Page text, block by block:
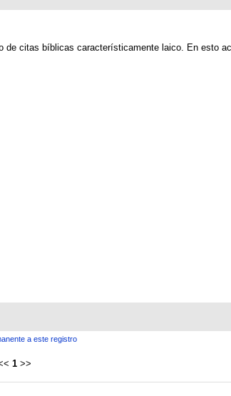
citas bíblicas característicamente laico. En esto
a este registro
1 >>